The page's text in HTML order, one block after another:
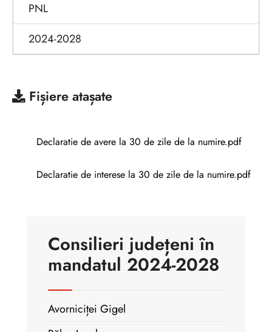
PNL
2024-2028
Fișiere atașate
Declaratie de avere la 30 de zile de la numire.pdf
Declaratie de interese la 30 de zile de la numire.pdf
Consilieri județeni în
mandatul 2024-2028
Avorniciței Gigel